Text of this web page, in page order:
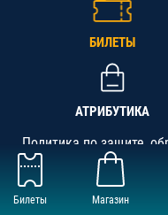
Билеты Магазин
БИЛЕТЫ
АТРИБУТИКА
Политика по защите,
АНО «СК «Кубань-